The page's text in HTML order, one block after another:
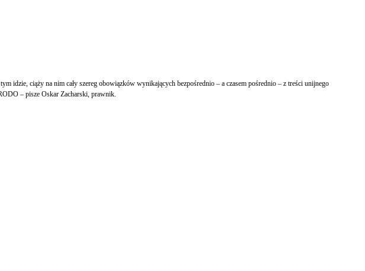
idzie, ciąży na nim cały szereg obowiązków wynikających bezpośrednio – a czasem pośrednio – z treści unijnego
– pisze Oskar Zacharski, prawnik.